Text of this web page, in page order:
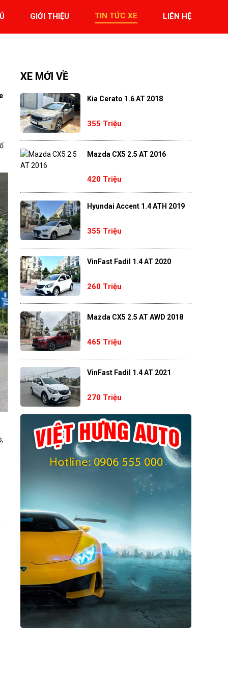
GIỚI THIỆU TIN TỨC XE LIÊN HỆ
XE MỚI VỀ
Kia Cerato 1.6 AT 2018
355 Triệu
Mazda CX5 2.5 AT 2016
420 Triệu
Hyundai Accent 1.4 ATH 2019
355 Triệu
VinFast Fadil 1.4 AT 2020
260 Triệu
Mazda CX5 2.5 AT AWD 2018
465 Triệu
VinFast Fadil 1.4 AT 2021
270 Triệu